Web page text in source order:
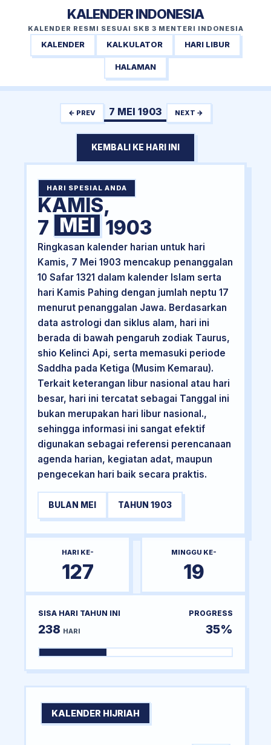
KALENDER INDONESIA
KALENDER RESMI SESUAI SKB 3 MENTERI INDONESIA
KALENDER KALKULATOR HARI LIBUR
HALAMAN
← PREV 7 MEI 1903 NEXT →
KEMBALI KE HARI INI
HARI SPESIAL ANDA
KAMIS,
7 MEI 1903
Ringkasan kalender harian untuk hari
Kamis, 7 Mei 1903 mencakup penanggalan
10 Safar 1321 dalam kalender Islam serta
hari Kamis Pahing dengan jumlah neptu 17
menurut penanggalan Jawa. Berdasarkan
data astrologi dan siklus alam, hari ini
berada di bawah pengaruh zodiak Taurus,
shio Kelinci Api, serta memasuki periode
Saddha pada Ketiga (Musim Kemarau).
Terkait keterangan libur nasional atau hari
besar, hari ini tercatat sebagai Tanggal ini
bukan merupakan hari libur nasional.,
sehingga informasi ini sangat efektif
digunakan sebagai referensi perencanaan
agenda harian, kegiatan adat, maupun
pengecekan hari baik secara praktis.
BULAN MEI TAHUN 1903
HARI KE-
127
MINGGU KE-
19
SISA HARI TAHUN INI
238 HARI
PROGRESS
35%
KALENDER HIJRIAH